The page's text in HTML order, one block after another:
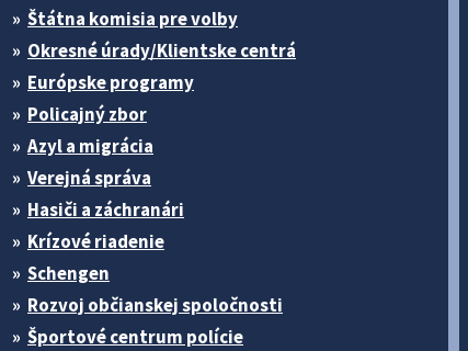
Štátna komisia pre volby
Okresné úrady/Klientske centrá
Európske programy
Policajný zbor
Azyl a migrácia
Verejná správa
Hasiči a záchranári
Krízové riadenie
Schengen
Rozvoj občianskej spoločnosti
Športové centrum polície